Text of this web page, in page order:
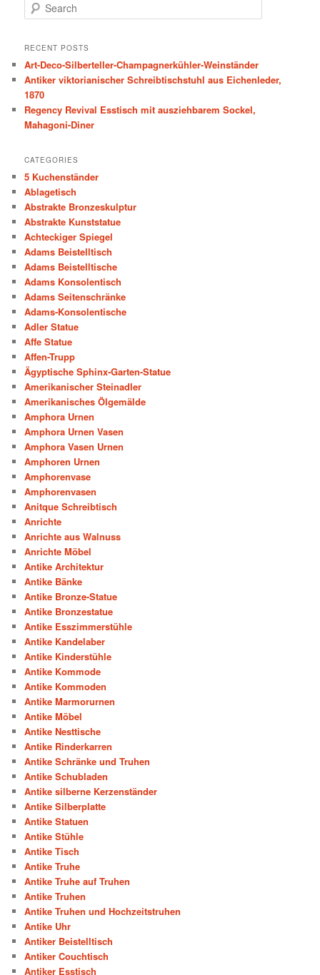
e
r
h
RECENT POSTS
Art-Deco-Silberteller-Champagnerkühler-Weinständer
Antiker viktorianischer Schreibtischstuhl aus Eichenleder,
1870
Regency Revival Esstisch mit ausziehbarem Sockel,
Mahagoni-Diner
CATEGORIES
5 Kuchenständer
Ablagetisch
Abstrakte Bronzeskulptur
Abstrakte Kunststatue
Achteckiger Spiegel
Adams Beistelltisch
Adams Beistelltische
Adams Konsolentisch
Adams Seitenschränke
Adams-Konsolentische
Adler Statue
Affe Statue
Affen-Trupp
Ägyptische Sphinx-Garten-Statue
Amerikanischer Steinadler
Amerikanisches Ölgemälde
Amphora Urnen
Amphora Urnen Vasen
Amphora Vasen Urnen
Amphoren Urnen
Amphorenvase
Amphorenvasen
Anitque Schreibtisch
Anrichte
Anrichte aus Walnuss
Anrichte Möbel
Antike Architektur
Antike Bänke
Antike Bronze-Statue
Antike Bronzestatue
Antike Esszimmerstühle
Antike Kandelaber
Antike Kinderstühle
Antike Kommode
Antike Kommoden
Antike Marmorurnen
Antike Möbel
Antike Nesttische
Antike Rinderkarren
Antike Schränke und Truhen
Antike Schubladen
Antike silberne Kerzenständer
Antike Silberplatte
Antike Statuen
Antike Stühle
Antike Tisch
Antike Truhe
Antike Truhe auf Truhen
Antike Truhen
Antike Truhen und Hochzeitstruhen
Antike Uhr
Antiker Beistelltisch
Antiker Couchtisch
Antiker Esstisch